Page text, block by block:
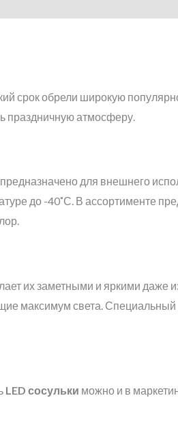
срок обрели широкую
праздничную атмосферу.
для внешнего
до -40˚С. В ассортименте
их заметными и яркими даже
максимум света. Специальный
LED сосульки можно и в